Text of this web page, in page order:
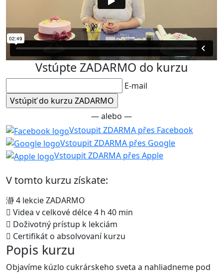
Vstúpte ZADARMO do kurzu
E-mail
— alebo —
Vstoupit ZDARMA přes Facebook
Vstoupit ZDARMA přes Google
Vstoupit ZDARMA přes Apple
V tomto kurzu získate:
4 lekcie ZADARMO
Videa v celkové délce 4 h 40 min
Doživotný prístup k lekciám
Certifikát o absolvovaní kurzu
Popis kurzu
Objavíme kúzlo cukrárskeho sveta a nahliadneme pod